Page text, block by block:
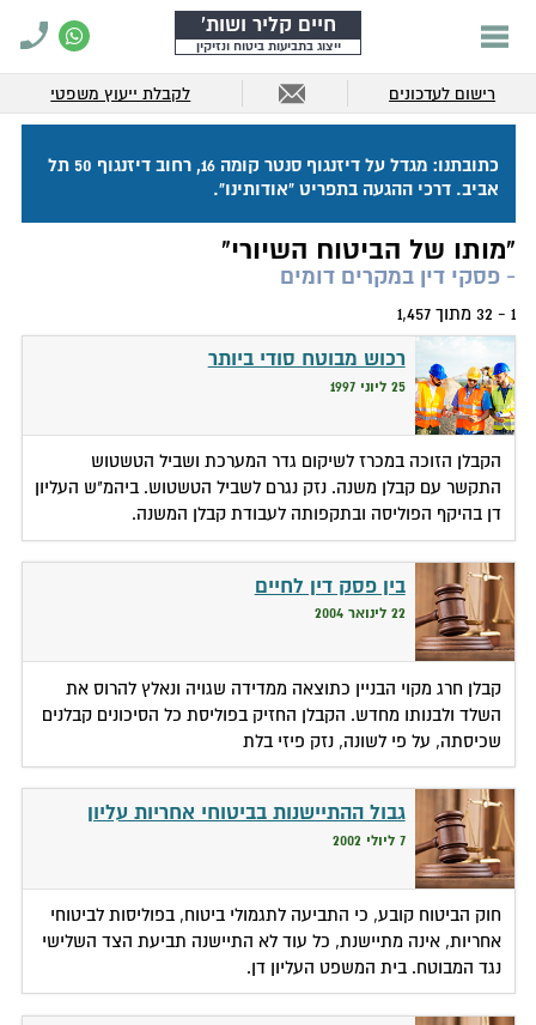
חיים קליר ושות'
ייצוג בתביעות ביטוח ונזיקין
רישום לעדכונים לקבלת ייעוץ משפטי
כתובתנו: מגדל על דיזנגוף סנטר קומה 16, רחוב דיזנגוף 50 תל
אביב. דרכי ההגעה בתפריט "אודותינו".
"מותו של הביטוח השיורי"
- פסקי דין במקרים דומים
1 - 32 מתוך 1,457
רכוש מבוטח סודי ביותר
25 ליוני 1997
הקבלן הזוכה במכרז לשיקום גדר המערכת ושביל הטשטוש
התקשר עם קבלן משנה. נזק נגרם לשביל הטשטוש. ביהמ"ש העליון
דן בהיקף הפוליסה ובתקפותה לעבודת קבלן המשנה.
בין פסק דין לחיים
22 לינואר 2004
קבלן חרג מקוי הבניין כתוצאה ממדידה שגויה ונאלץ להרוס את
השלד ולבנותו מחדש. הקבלן החזיק בפוליסת כל הסיכונים קבלנים
שכיסתה, על פי לשונה, נזק פיזי בלת
גבול ההתיישנות בביטוחי אחריות עליון
7 ליולי 2002
חוק הביטוח קובע, כי התביעה לתגמולי ביטוח, בפוליסות לביטוחי
אחריות, אינה מתיישנת, כל עוד לא התיישנה תביעת הצד השלישי
נגד המבוטח. בית המשפט העליון דן.